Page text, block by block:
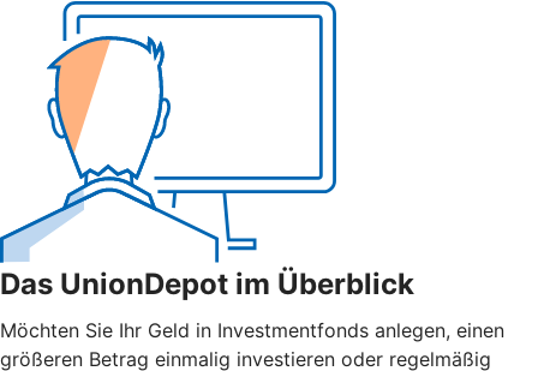
Das UnionDepot im Überblick
Möchten Sie Ihr Geld in Investmentfonds anlegen, einen
größeren Betrag einmalig investieren oder regelmäßig